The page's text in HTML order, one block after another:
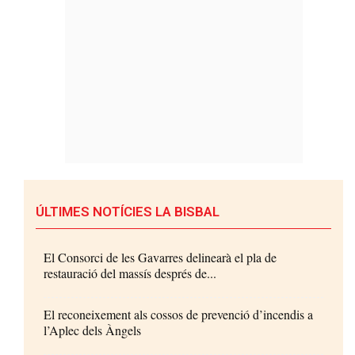
ÚLTIMES NOTÍCIES LA BISBAL
El Consorci de les Gavarres delinearà el pla de
restauració del massís després de...
El reconeixement als cossos de prevenció d’incendis a
l’Aplec dels Àngels